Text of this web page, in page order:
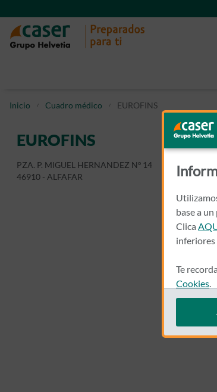
Inicio Cuadro médico EUROFINS
EUROFINS
PZA. P. MIGUEL HERNANDEZ Nº 14
46910 - ALFAFAR
base a
Clica
inferiores
Te
Cookies